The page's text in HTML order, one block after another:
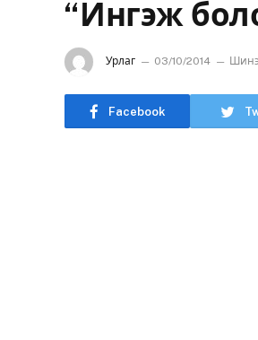
“Ингэж
Урлаг 03/10/2014
Facebook